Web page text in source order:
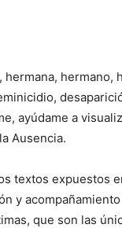
hermana, hermano,
,
ayúdame a
Ausencia.
textos expuestos
y
, que son las